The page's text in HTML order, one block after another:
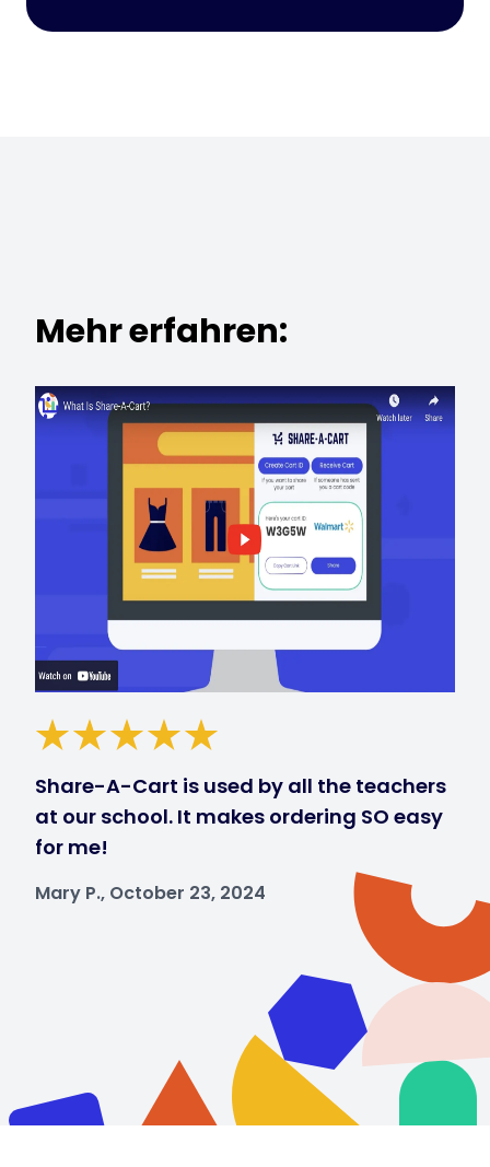
Mehr erfahren:
Share-A-Cart is used by all the teachers
at our school. It makes ordering SO easy
for me!
Mary P., October 23, 2024